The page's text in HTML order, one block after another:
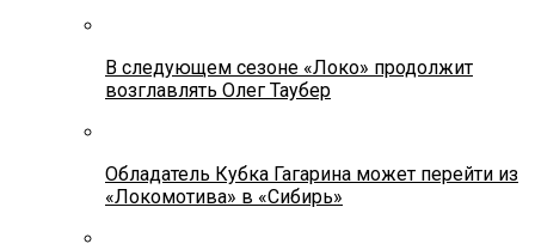
В следующем сезоне «Локо» продолжит
возглавлять Олег Таубер
Обладатель Кубка Гагарина может перейти из
«Локомотива» в «Сибирь»